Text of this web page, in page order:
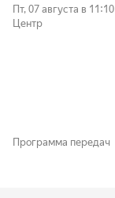
пт, 07 августа в 11:10
Центр
Программа передач